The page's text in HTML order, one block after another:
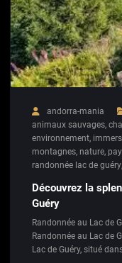
andorra-mania
animaux sauvages,
environnement,
montagnes, nature,
randonnée lac de guéry,
Découvrez la
Guéry
Randonnée au Lac de
Randonnée au Lac de
Lac de Guéry, situé